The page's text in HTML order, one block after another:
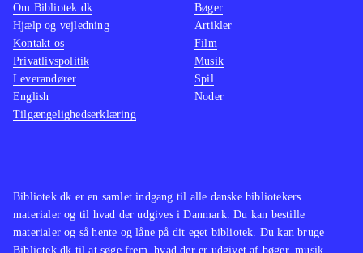
Bibliotek.dk er en samlet indgang til alle danske bibliotekers
materialer og til hvad der udgives i Danmark. Du kan bestille
materialer og så hente og låne på dit eget bibliotek. Du kan bruge
Bibliotek.dk til at søge frem, hvad der er udgivet af bøger, musik,
Om Bibliotek.dk
Hjælp og vejledning
Kontakt os
Privatlivspolitik
Leverandører
English
Tilgængelighedserklæring
Bøger
Artikler
Film
Musik
Spil
Noder